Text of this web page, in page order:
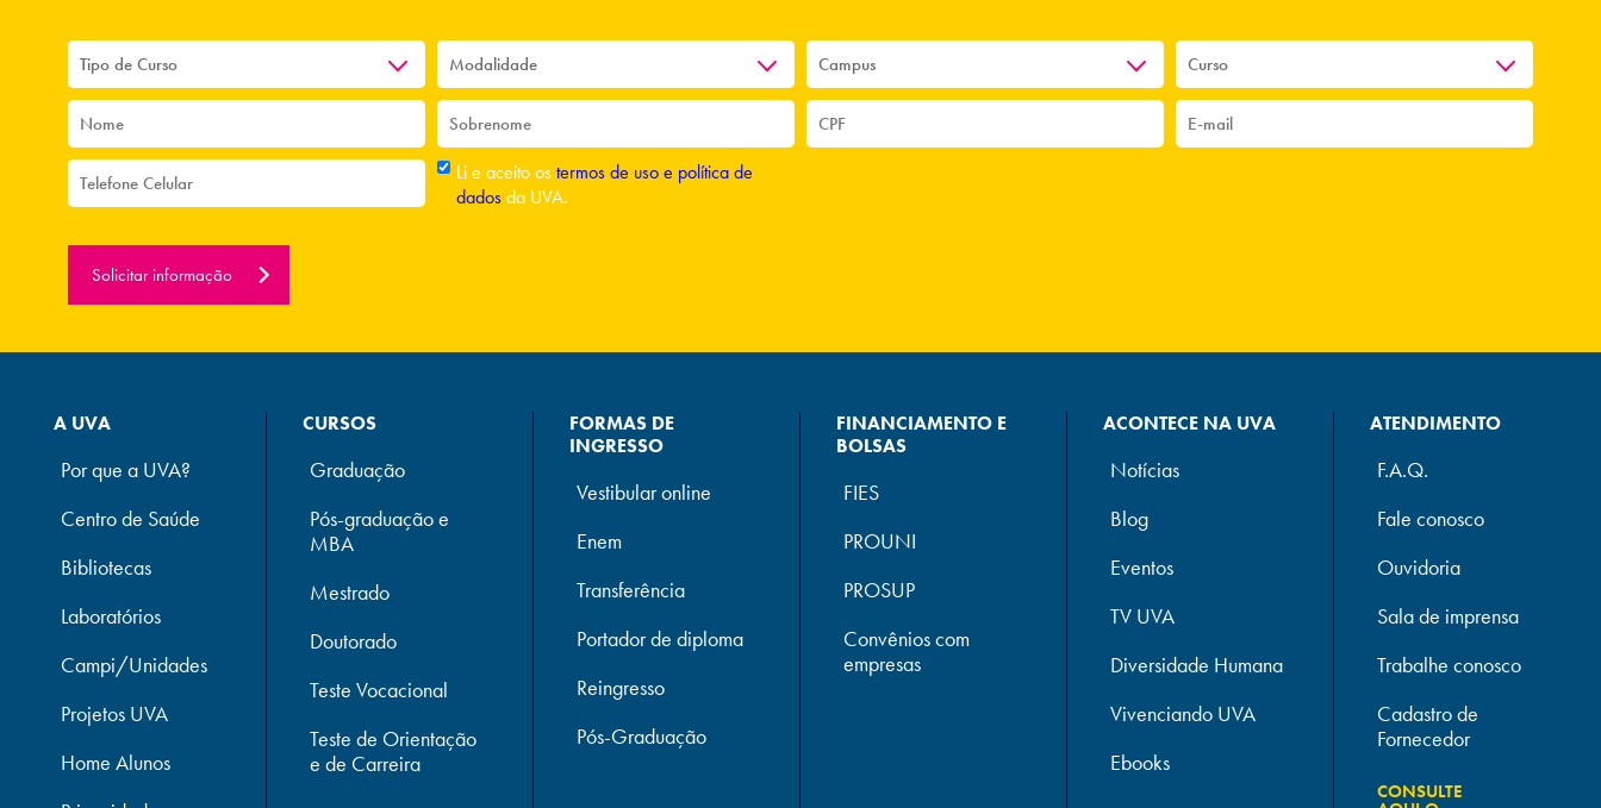
Li e aceito ostermos de uso e política de
dadosda UVA.
Solicitar informação
A UVA
Por que a UVA?
Centro de Saúde
Bibliotecas
Laboratórios
Campi/Unidades
Projetos UVA
Home Alunos
CURSOS
Graduação
Pós-graduação e
MBA
Mestrado
Doutorado
Teste Vocacional
Teste de Orientação
e de Carreira
FORMAS DE
INGRESSO
Vestibular online
Enem
Transferência
Portador de diploma
Reingresso
Pós-Graduação
FINANCIAMENTO E
BOLSAS
FIES
PROUNI
PROSUP
Convênios com
empresas
ACONTECE NA UVA
Notícias
Blog
Eventos
TV UVA
Diversidade Humana
Vivenciando UVA
Ebooks
ATENDIMENTO
F.A.Q.
Fale conosco
Ouvidoria
Sala de imprensa
Trabalhe conosco
Cadastro de
Fornecedor
CONSULTE